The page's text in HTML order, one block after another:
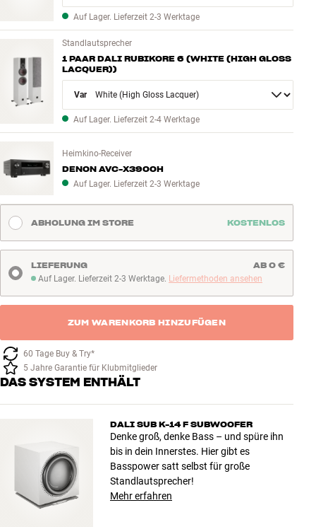
Auf Lager. Lieferzeit 2-3 Werktage
Standlautsprecher
1 PAAR DALI RUBIKORE 6 (WHITE (HIGH GLOSS
LACQUER))
Variant
Auf Lager. Lieferzeit 2-4 Werktage
Heimkino-Receiver
DENON AVC-X3900H
Auf Lager. Lieferzeit 2-3 Werktage
ABHOLUNG IM STORE KOSTENLOS
Auf Lager. Lieferzeit 2-3 Werktage
Auf Lager. Lieferzeit 2-3 Werktage. Liefermethoden ansehen
LIEFERUNG AB 0 €
ZUM WARENKORB HINZUFÜGEN
60 Tage Buy & Try*
5 Jahre Garantie für Klubmitglieder
DAS SYSTEM ENTHÄLT
DALI SUB K-14 F SUBWOOFER
Denke groß, denke Bass – und spüre ihn
bis in dein Innerstes. Hier gibt es
Basspower satt selbst für große
Standlautsprecher!
Mehr erfahren